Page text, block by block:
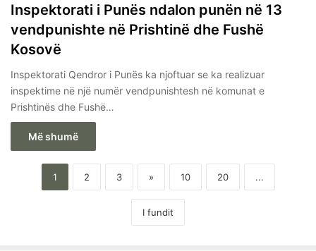
Inspektorati i Punës ndalon punën në 13
vendpunishte në Prishtinë dhe Fushë
Kosovë
Inspektorati Qendror i Punës ka njoftuar se ka realizuar
inspektime në një numër vendpunishtesh në komunat e
Prishtinës dhe Fushë…
Më shumë
1 2 3 » 10 20 ...
I fundit